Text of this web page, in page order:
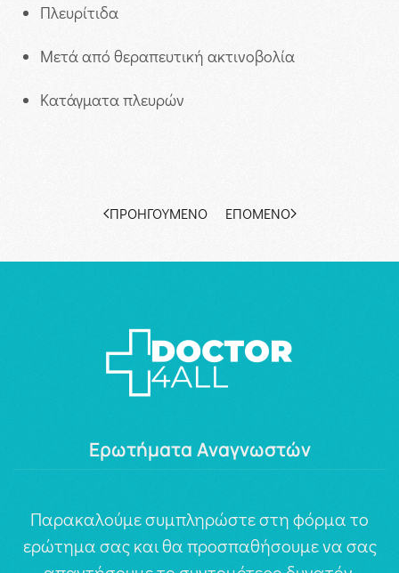
Πλευρίτιδα
Μετά από θεραπευτική ακτινοβολία
Κατάγματα πλευρών
ΠΡΟΗΓΟΎΜΕΝΟ ΕΠΌΜΕΝΟ
Ερωτήματα Αναγνωστών
Παρακαλούμε συμπληρώστε στη φόρμα το
ερώτημα σας και θα προσπαθήσουμε να σας